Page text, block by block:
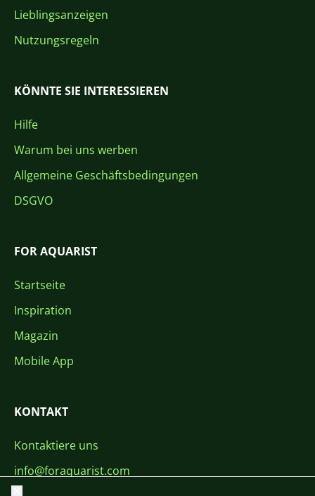
Lieblingsanzeigen
Nutzungsregeln
KÖNNTE SIE INTERESSIEREN
Hilfe
Warum bei uns werben
Allgemeine Geschäftsbedingungen
DSGVO
FOR AQUARIST
Startseite
Inspiration
Magazin
Mobile App
KONTAKT
Kontaktiere uns
info@foraquarist.com